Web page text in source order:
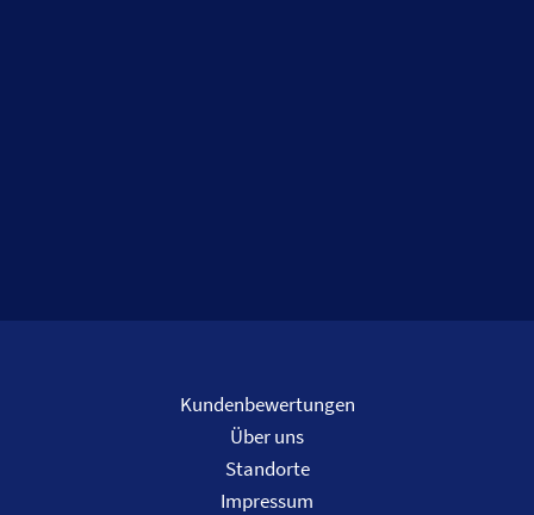
Kundenbewertungen
Über uns
Standorte
Impressum